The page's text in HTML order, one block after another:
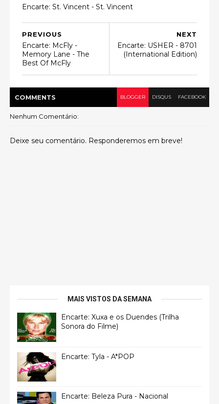
Encarte: St. Vincent - St. Vincent
NEXT
Encarte: USHER - 8701
(International Edition)
PREVIOUS
Encarte: McFly -
Memory Lane - The
Best Of McFly
COMMENTS BLOGGER DISQUS FACEBOOK
Nenhum Comentário:
Deixe seu comentário. Responderemos em breve!
MAIS VISTOS DA SEMANA
Encarte: Xuxa e os Duendes (Trilha
Sonora do Filme)
Encarte: Tyla - A*POP
Encarte: Beleza Pura - Nacional